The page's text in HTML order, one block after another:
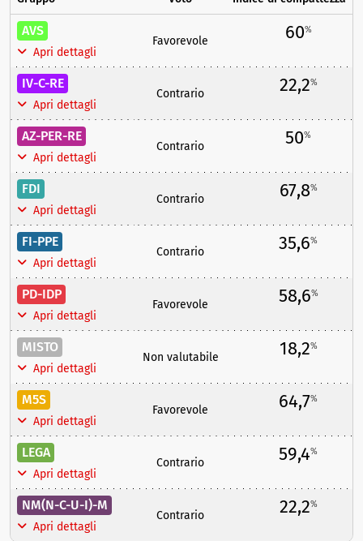
AVS
Apri dettagli
Favorevole 60%
IV-C-RE
Apri dettagli
Contrario 22,2%
AZ-PER-RE
Apri dettagli
Contrario 50%
FDI
Apri dettagli
Contrario 67,8%
FI-PPE
Apri dettagli
Contrario 35,6%
PD-IDP
Apri dettagli
Favorevole 58,6%
MISTO
Apri dettagli
Non valutabile 18,2%
M5S
Apri dettagli
Favorevole 64,7%
LEGA
Apri dettagli
Contrario 59,4%
NM(N-C-U-I)-M
Apri dettagli
Contrario 22,2%